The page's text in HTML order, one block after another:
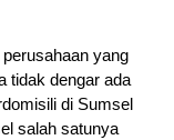
yang
tidak dengar ada
di Sumsel
salah satunya